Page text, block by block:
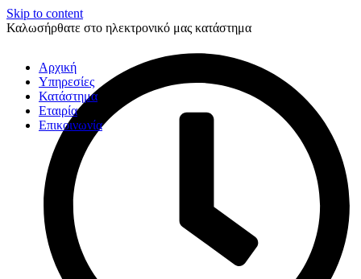
Skip to content
Καλωσήρθατε στο ηλεκτρονικό μας κατάστημα
Αρχική
Υπηρεσίες
Κατάστημα
Εταιρία
Επικοινωνία